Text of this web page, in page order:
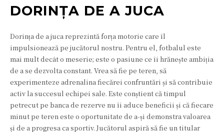
DORINȚA DE A JUCA
Dorința de a juca reprezintă forța motorie care îl
impulsionează pe jucătorul nostru. Pentru el, fotbalul este
mai mult decât o meserie; este o pasiune ce îi hrănește ambiția
de a se dezvolta constant. Vrea să fie pe teren, să
experimenteze adrenalina fiecărei confruntări și să contribuie
activ la succesul echipei sale. Este conștient că timpul
petrecut pe banca de rezerve nu îi aduce beneficii și că fiecare
minut pe teren este o oportunitate de a-și demonstra valoarea
și de a progresa ca sportiv. Jucătorul aspiră să fie un titular